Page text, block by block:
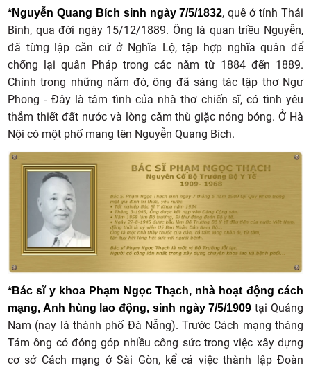
*Nguyễn Quang Bích sinh ngày 7/5/1832, quê ở tỉnh Thái
Bình, qua đời ngày 15/12/1889. Ông là quan triều Nguyễn,
đã từng lập cǎn cứ ở Nghĩa Lộ, tập hợp nghĩa quân để
chống lại quân Pháp trong các nǎm từ 1884 đến 1889.
Chính trong những nǎm đó, ông đã sáng tác tập thơ Ngư
Phong - Đây là tâm tình của nhà thơ chiến sĩ, có tình yêu
thắm thiết đất nước và lòng cǎm thù giặc nóng bỏng. Ở Hà
Nội có một phố mang tên Nguyễn Quang Bích.
*Bác sĩ y khoa Phạm Ngọc Thạch, nhà hoạt động cách
mạng, Anh hùng lao động, sinh ngày 7/5/1909 tại Quảng
Nam (nay là thành phố Đà Nẵng). Trước Cách mạng tháng
Tám ông có đóng góp nhiều công sức trong việc xây dựng
cơ sở Cách mạng ở Sài Gòn, kể cả việc thành lập Đoàn